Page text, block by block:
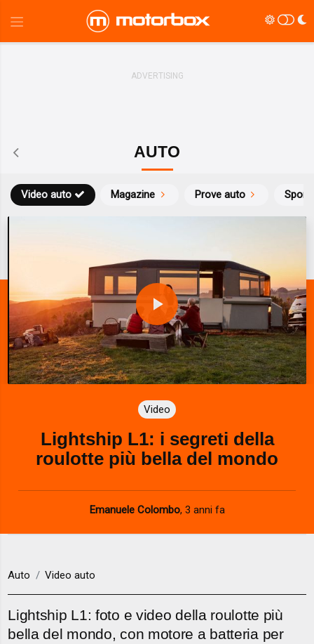
AUTO
Magazine Prove auto
Video auto Sport
P
l
a
y
V
d
e
Video
Lightship L1: i segreti della
roulotte più bella del mondo
Emanuele Colombo, 3 anni fa
Auto Video auto
Lightship L1: foto e video della roulotte più
bella del mondo, con motore a batteria per